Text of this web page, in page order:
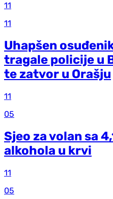
11
11
Uhapšen
tragale policije u
te zatvor u Orašju
11
05
Sjeo za volan sa
alkohola u krvi
11
05